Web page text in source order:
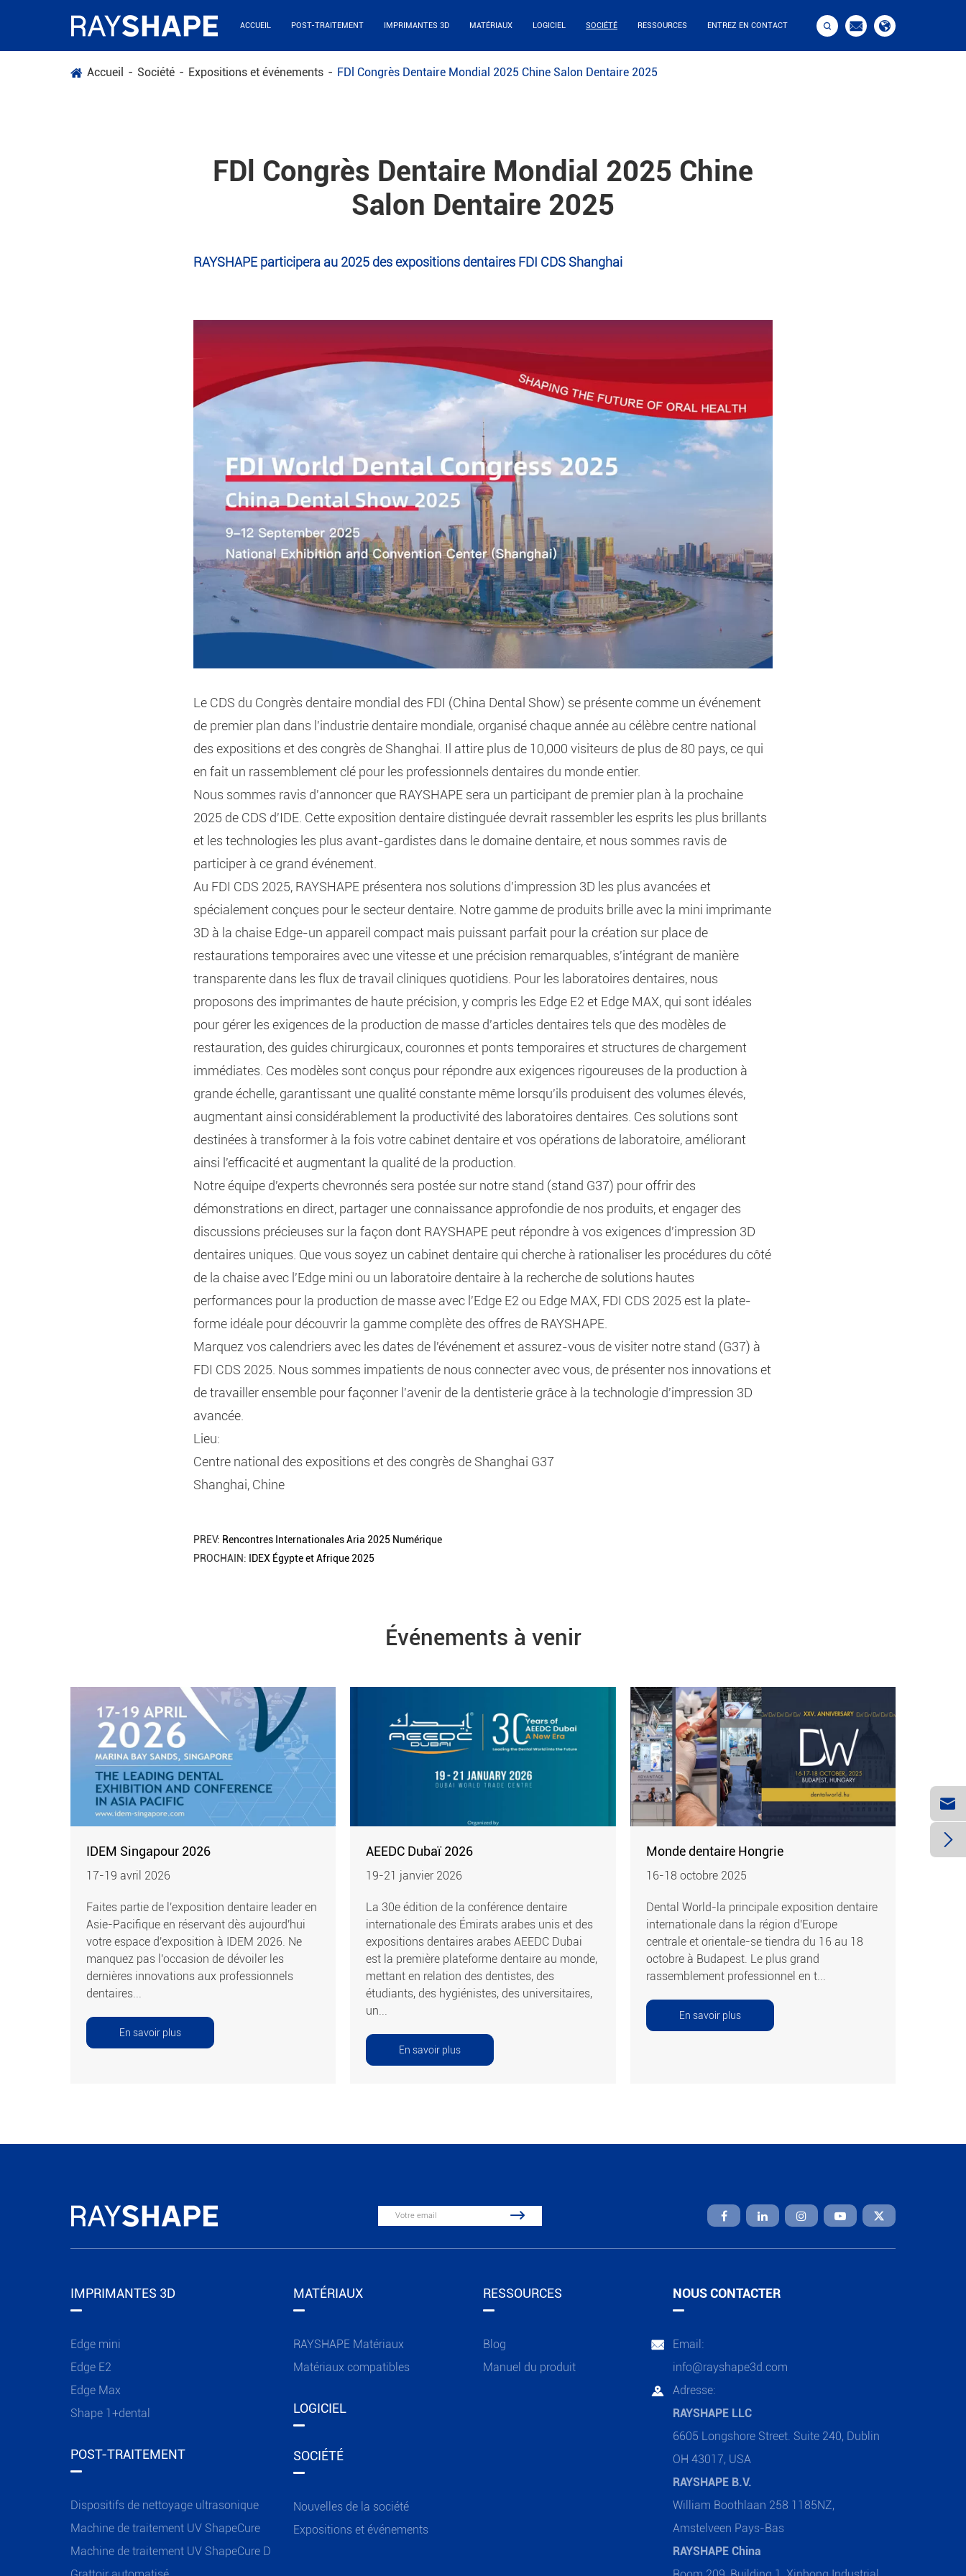
ACCUEIL POST-TRAITEMENT IMPRIMANTES 3D MATÉRIAUX LOGICIEL SOCIÉTÉ RESSOURCES ENTREZ EN CONTACT   
Accueil Société Expositions et événements FDl Congrès Dentaire Mondial 2025 Chine Salon Dentaire 2025
FDl Congrès Dentaire Mondial 2025 Chine
Salon Dentaire 2025
RAYSHAPE participera au 2025 des expositions dentaires FDI CDS Shanghai
Le CDS du Congrès dentaire mondial des FDI (China Dental Show) se présente comme un événement
de premier plan dans l'industrie dentaire mondiale, organisé chaque année au célèbre centre national
des expositions et des congrès de Shanghai. Il attire plus de 10,000 visiteurs de plus de 80 pays, ce qui
en fait un rassemblement clé pour les professionnels dentaires du monde entier.
Nous sommes ravis d'annoncer que RAYSHAPE sera un participant de premier plan à la prochaine
2025 de CDS d'IDE. Cette exposition dentaire distinguée devrait rassembler les esprits les plus brillants
et les technologies les plus avant-gardistes dans le domaine dentaire, et nous sommes ravis de
participer à ce grand événement.
Au FDI CDS 2025, RAYSHAPE présentera nos solutions d'impression 3D les plus avancées et
spécialement conçues pour le secteur dentaire. Notre gamme de produits brille avec la mini imprimante
3D à la chaise Edge-un appareil compact mais puissant parfait pour la création sur place de
restaurations temporaires avec une vitesse et une précision remarquables, s'intégrant de manière
transparente dans les flux de travail cliniques quotidiens. Pour les laboratoires dentaires, nous
proposons des imprimantes de haute précision, y compris les Edge E2 et Edge MAX, qui sont idéales
pour gérer les exigences de la production de masse d'articles dentaires tels que des modèles de
restauration, des guides chirurgicaux, couronnes et ponts temporaires et structures de chargement
immédiates. Ces modèles sont conçus pour répondre aux exigences rigoureuses de la production à
grande échelle, garantissant une qualité constante même lorsqu'ils produisent des volumes élevés,
augmentant ainsi considérablement la productivité des laboratoires dentaires. Ces solutions sont
destinées à transformer à la fois votre cabinet dentaire et vos opérations de laboratoire, améliorant
ainsi l'efficacité et augmentant la qualité de la production.
Notre équipe d'experts chevronnés sera postée sur notre stand (stand G37) pour offrir des
démonstrations en direct, partager une connaissance approfondie de nos produits, et engager des
discussions précieuses sur la façon dont RAYSHAPE peut répondre à vos exigences d'impression 3D
dentaires uniques. Que vous soyez un cabinet dentaire qui cherche à rationaliser les procédures du côté
de la chaise avec l'Edge mini ou un laboratoire dentaire à la recherche de solutions hautes
performances pour la production de masse avec l'Edge E2 ou Edge MAX, FDI CDS 2025 est la plate-
forme idéale pour découvrir la gamme complète des offres de RAYSHAPE.
Marquez vos calendriers avec les dates de l'événement et assurez-vous de visiter notre stand (G37) à
FDI CDS 2025. Nous sommes impatients de nous connecter avec vous, de présenter nos innovations et
de travailler ensemble pour façonner l'avenir de la dentisterie grâce à la technologie d'impression 3D
avancée.
Lieu:
Centre national des expositions et des congrès de Shanghai G37
Shanghai, Chine
PREV: Rencontres Internationales Aria 2025 Numérique
PROCHAIN:
IDEX Égypte et Afrique 2025
Événements à venir
IDEM Singapour 2026
17-19 avril 2026
Faites partie de l'exposition dentaire leader en
Asie-Pacifique en réservant dès aujourd'hui
votre espace d'exposition à IDEM 2026. Ne
manquez pas l'occasion de dévoiler les
dernières innovations aux professionnels
dentaires...
En savoir plus
AEEDC Dubaï 2026
19-21 janvier 2026
La 30e édition de la conférence dentaire
internationale des Émirats arabes unis et des
expositions dentaires arabes AEEDC Dubai
est la première plateforme dentaire au monde,
mettant en relation des dentistes, des
étudiants, des hygiénistes, des universitaires,
un...
En savoir plus
Monde dentaire Hongrie
16-18 octobre 2025
Dental World-la principale exposition dentaire
internationale dans la région d'Europe
centrale et orientale-se tiendra du 16 au 18
octobre à Budapest. Le plus grand
rassemblement professionnel en t...
En savoir plus
 
IMPRIMANTES 3D
Edge mini
Edge E2
Edge Max
Shape 1+dental
POST-TRAITEMENT
Dispositifs de nettoyage ultrasonique
Machine de traitement UV ShapeCure
Machine de traitement UV ShapeCure D
MATÉRIAUX
RAYSHAPE Matériaux
Matériaux compatibles
LOGICIEL
SOCIÉTÉ
Nouvelles de la société
Expositions et événements
RESSOURCES
Blog
Manuel du produit
NOUS CONTACTER

Email:
info@rayshape3d.com

Adresse:
RAYSHAPE LLC
6605 Longshore Street. Suite 240, Dublin
OH 43017, USA
RAYSHAPE B.V.
William Boothlaan 258 1185NZ,
Amstelveen Pays-Bas
RAYSHAPE China

